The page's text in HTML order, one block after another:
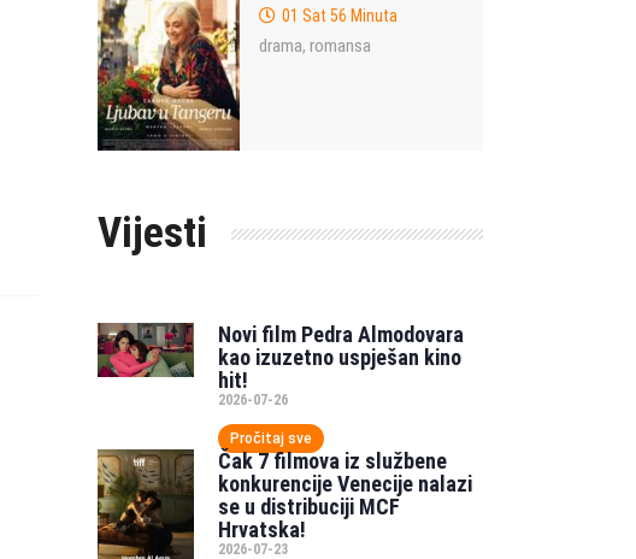
01 Sat 56 Minuta
drama, romansa
Vijesti
Novi film Pedra Almodovara
kao izuzetno uspješan kino
hit!
2026-07-26
Pročitaj sve
Čak 7 filmova iz službene
konkurencije Venecije nalazi
se u distribuciji MCF
Hrvatska!
2026-07-23